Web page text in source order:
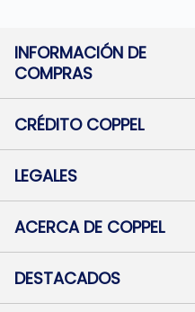
INFORMACIÓN DE
COMPRAS
Términos y condiciones
Botón de arrepentimiento
Mapa de sitio
CRÉDITO COPPEL
Solicitar Crédito
Medios de Pago
Pago Fácil Online
LEGALES
Baja contratos
Defensa al consumidor CABA
ACERCA DE COPPEL
Trabajá con Nosotros
Preguntas Frecuentes
DESTACADOS